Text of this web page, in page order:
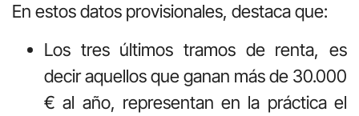
En estos datos provisionales, destaca que:
Los tres últimos tramos de renta, es
decir aquellos que ganan más de 30.000
€ al año, representan en la práctica el